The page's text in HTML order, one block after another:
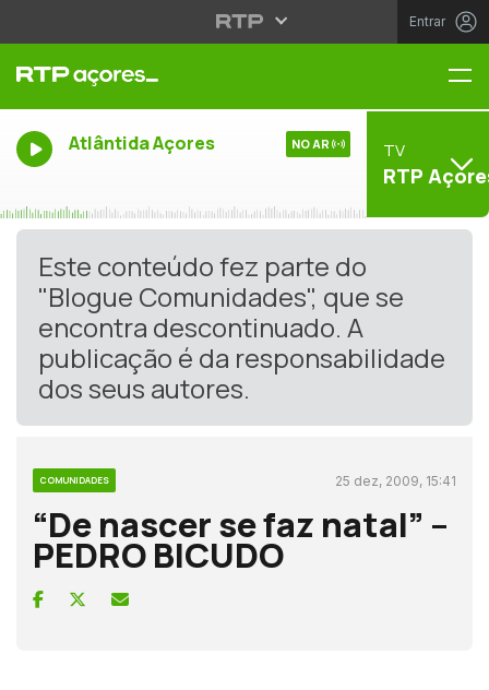
Entrar
Atlântida Açores NO AR TV
RTP
Este conteúdo fez parte do
"Blogue Comunidades", que se
encontra descontinuado. A
publicação é da responsabilidade
dos seus autores.
COMUNIDADES 25 dez, 2009, 15:41
“De nascer se faz natal” –
PEDRO BICUDO